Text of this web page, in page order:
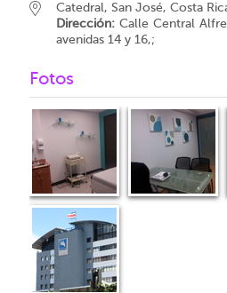
Catedral, San José, Costa
Dirección: Calle Central
avenidas 14 y 16,;
Fotos